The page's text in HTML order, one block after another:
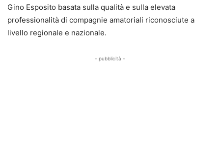
Gino Esposito basata sulla qualità e sulla elevata
professionalità di compagnie amatoriali riconosciute a
livello regionale e nazionale.
- pubblicità -